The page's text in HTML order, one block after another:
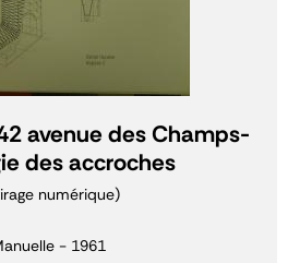
avenue des Champs-
des accroches
numérique)
- 1961